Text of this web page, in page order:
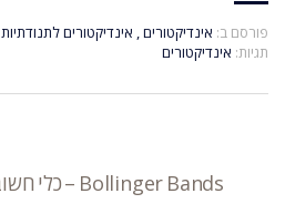
פורסם ב: אינדיקטורים, אינדיקטורים לתנודתיות
תגיות: אינדיקטורים
Bollinger Bands – כלי חשוב לניהול סיכונים במסחר